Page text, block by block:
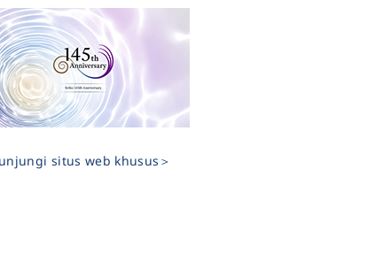
situs web khusus＞